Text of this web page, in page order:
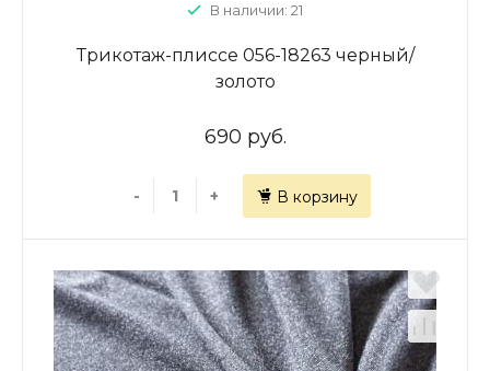
В наличии: 21
Трикотаж-плиссе 056-18263 черный/
золото
690 руб.
- + В корзину